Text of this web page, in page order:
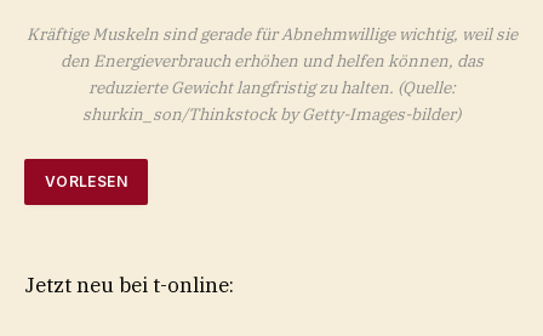
Kräftige Muskeln sind gerade für Abnehmwillige wichtig, weil sie
den Energieverbrauch erhöhen und helfen können, das
reduzierte Gewicht langfristig zu halten. (Quelle:
shurkin_son/Thinkstock by Getty-Images-bilder)
VORLESEN
Jetzt neu bei t-online: